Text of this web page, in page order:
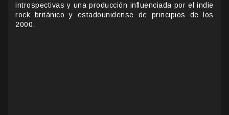
introspectivas y una producción influenciada por el indie
rock británico y estadounidense de principios de los
2000.